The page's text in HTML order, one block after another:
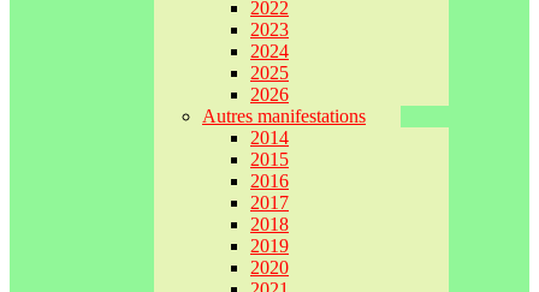
2022
2023
2024
2025
2026
Autres manifestations
2014
2015
2016
2017
2018
2019
2020